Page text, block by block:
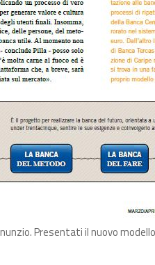
Presentati il nuovo